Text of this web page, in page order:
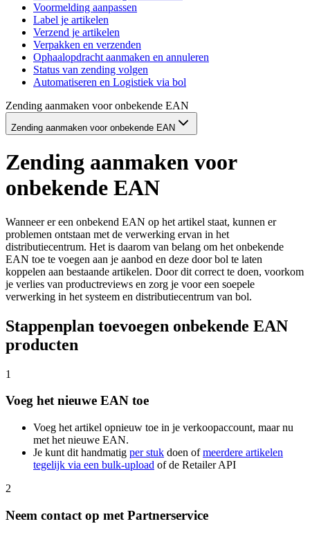
Voormelding aanpassen
Label je artikelen
Verzend je artikelen
Verpakken en verzenden
Ophaalopdracht aanmaken en annuleren
Status van zending volgen
Automatiseren en Logistiek via bol
Zending aanmaken voor onbekende EAN
Zending aanmaken voor onbekende EAN
Zending aanmaken voor
onbekende EAN
Wanneer er een onbekend EAN op het artikel staat, kunnen er
problemen ontstaan met de verwerking ervan in het
distributiecentrum. Het is daarom van belang om het onbekende
EAN toe te voegen aan je aanbod en deze door bol te laten
koppelen aan bestaande artikelen. Door dit correct te doen, voorkom
je verlies van productreviews en zorg je voor een soepele
verwerking in het systeem en distributiecentrum van bol.
Stappenplan toevoegen onbekende EAN
producten
1
Voeg het nieuwe EAN toe
Voeg het artikel opnieuw toe in je verkoopaccount, maar nu
met het nieuwe EAN.
Je kunt dit handmatig per stuk doen ofmeerdere artikelen
tegelijk via een bulk-upload of de Retailer API
2
Neem contact op met Partnerservice